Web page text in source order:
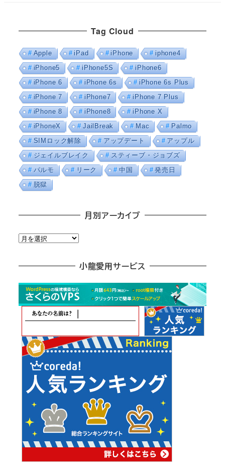
Tag Cloud
Apple iPad iPhone
iphone4
iPhone5
iPhone5S
iPhone6
iPhone 6
iPhone 6s
iPhone 6s Plus
iPhone 7
iPhone7
iPhone 7 Plus
iPhone 8
iPhone8
iPhone X
iPhoneX
JailBreak Mac
Palmo
SIMロック解除
アップデート
アップル
ジェイルブレイク
スティーブ・ジョブズ
パルモ
リーク 中国
発売日
脱獄
月別アーカイブ
月
カ
小龍愛用サービス